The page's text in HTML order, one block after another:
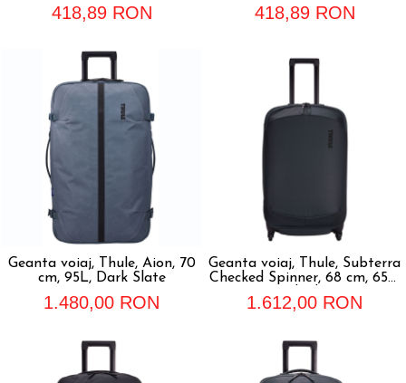
418,89 RON 418,89 RON
Geanta voiaj, Thule, Aion, 70
cm, 95L, Dark Slate
1.480,00 RON
Geanta voiaj, Thule, Subterra
Checked Spinner, 68 cm, 65L,
1.612,00 RON